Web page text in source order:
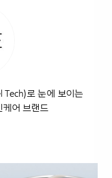
Tech)로 눈에 보이는
케어 브랜드